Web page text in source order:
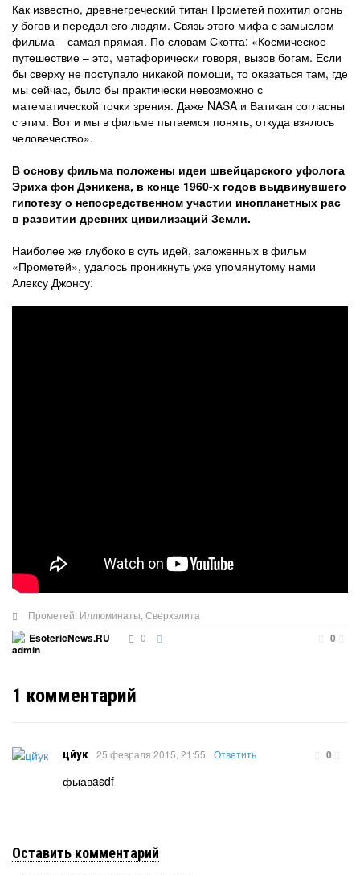
Как известно, древнегреческий титан Прометей похитил огонь
у богов и передал его людям. Связь этого мифа с замыслом
фильма – самая прямая. По словам Скотта: «Космическое
путешествие – это, метафорически говоря, вызов богам. Если
бы сверху не поступало никакой помощи, то оказаться там, где
мы сейчас, было бы практически невозможно с
математической точки зрения. Даже NASA и Ватикан согласны
с этим. Вот и мы в фильме пытаемся понять, откуда взялось
человечество».
В основу фильма положены идеи швейцарского уфолога
Эриха фон Дэникена, в конце 1960-х годов выдвинувшего
гипотезу о непосредственном участии инопланетных рас
в развитии древних цивилизаций Земли.
Наиболее же глубоко в суть идей, заложенных в фильм
«Прометей», удалось проникнуть уже упомянутому нами
Алексу Джонсу:
Прометей Иллюминаты Сверхэлита
EsotericNews.RU
0 0
1 комментарий
цйук 25 февраля 2015, 21:55 0
Ответить
фыавasdf
Оставить комментарий